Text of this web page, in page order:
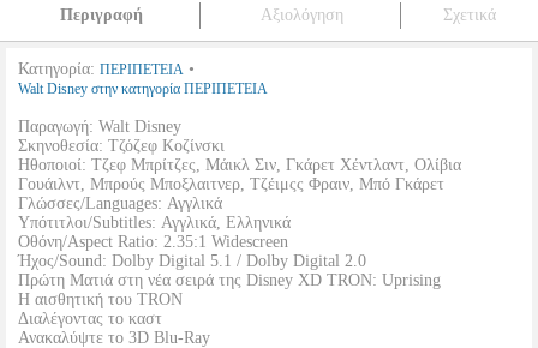
Περιγραφή Αξιολόγηση Σχετικά
Κατηγορία: ΠΕΡΙΠΕΤΕΙΑ •
Walt Disney στην κατηγορία ΠΕΡΙΠΕΤΕΙΑ
Παραγωγή: Walt Disney
Σκηνοθεσία: Τζόζεφ Κοζίνσκι
Ηθοποιοί: Τζεφ Μπρίτζες, Μάικλ Σιν, Γκάρετ Χέντλαντ, Ολίβια
Γουάιλντ, Μπρούς Μποξλαιτνερ, Τζέιμςς Φραιν, Μπό Γκάρετ
Γλώσσες/Languages: Αγγλικά
Υπότιτλοι/Subtitles: Αγγλικά, Ελληνικά
Οθόνη/Aspect Ratio: 2.35:1 Widescreen
Ήχος/Sound: Dolby Digital 5.1 / Dolby Digital 2.0
Πρώτη Ματιά στη νέα σειρά της Disney XD TRON: Uprising
Η αισθητική του TRON
Διαλέγοντας το καστ
Ανακαλύψτε το 3D Blu-Ray